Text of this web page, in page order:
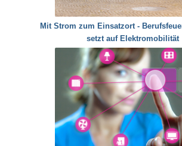
Mit Strom zum Einsatzort -
setzt auf Elektromobilität